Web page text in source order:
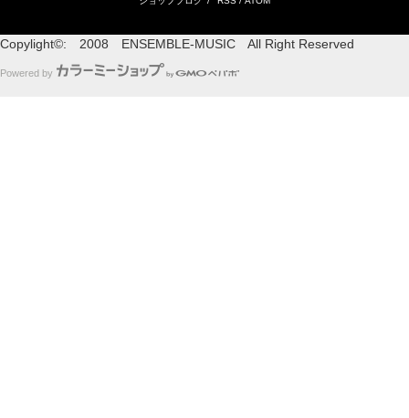
Copylight©: 2008 ENSEMBLE-MUSIC All Right Reserved
Powered by